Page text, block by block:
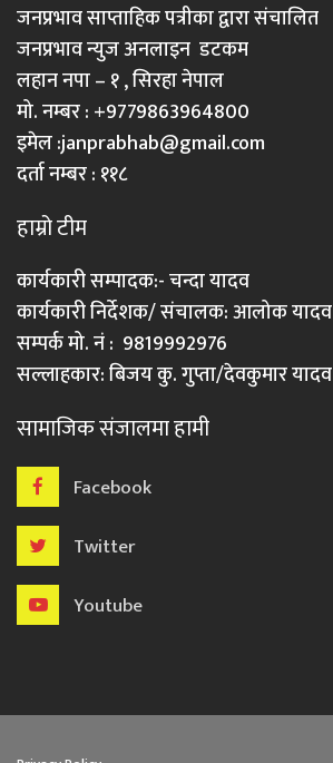
जनप्रभाव साप्ताहिक पत्रीका द्वारा संचालित
जनप्रभाव न्युज अनलाइन डटकम
लहान नपा – १ , सिरहा नेपाल
मो. नम्बर : +9779863964800
इमेल :janprabhab@gmail.com
दर्ता नम्बर : ११८
हाम्रो टीम
कार्यकारी सम्पादक:- चन्दा यादव
कार्यकारी निर्देशक/ संचालक: आलोक यादव
सम्पर्क मो. नं : 9819992976
सल्लाहकार: बिजय कु. गुप्ता/देवकुमार यादव
सामाजिक संजालमा हामी
Facebook
Twitter
Youtube